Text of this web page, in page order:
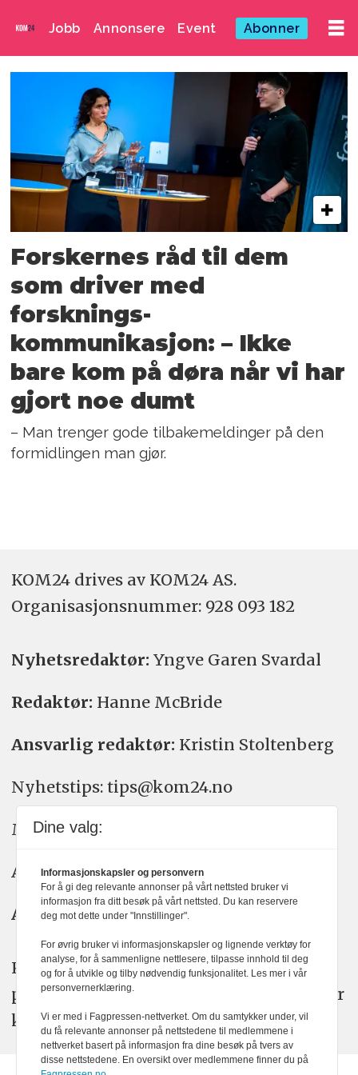
Jobb Annonsere Event Abonner
Emne:
prio
Forskernes råd til dem
som driver med
forsknings­
kommunikasjon: – Ikke
bare kom på døra når vi har
gjort noe dumt
– Man trenger gode tilbakemeldinger på den
formidlingen man gjør.
KOM24 drives av KOM24 AS.
Organisasjons­nummer: 928 093 182
Nyhetsredaktør: Yngve Garen Svardal
Redaktør: Hanne McBride
Ansvarlig redaktør: Kristin Stoltenberg
Nyhetstips: tips@kom24.no
Meninger: meninger@kom24.no
Annonse: annonse@watchmedia.no
Abonnement:kom24@watchmedia.no
KOM24 arbeider etter Vær Varsom-
plakatens regler for god presseskikk. Her
kan du lese mer omPFUsarbeid.
Dine valg:
Informasjonskapsler og personvern
For å gi deg relevante annonser på vårt nettsted bruker vi
informasjon fra ditt besøk på vårt nettsted. Du kan reservere
deg mot dette under "Innstillinger".
For øvrig bruker vi informasjonskapsler og lignende verktøy for
analyse, for å sammenligne nettlesere, tilpasse innhold til deg
og for å utvikle og tilby nødvendig funksjonalitet. Les mer i vår
personvernerklæring.
Vi er med i Fagpressen-nettverket. Om du samtykker under, vil
du få relevante annonser på nettstedene til medlemmene i
nettverket basert på informasjon fra dine besøk på tvers av
disse nettstedene. En oversikt over medlemmene finner du på